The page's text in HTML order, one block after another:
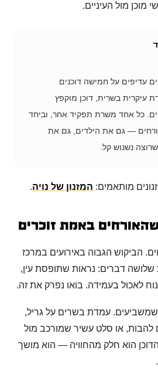
מול העיניים.
עדיפים על חמישה דוכנים
עיקרית בשרית, דוכן מוקפץ
כל אחד משרת תפקיד אחר, וביחד
— גם את הילדים, גם את
נשנוש קל.
מותאמים: המזנון של נויה.
שהאורחים באמת זוכרים
הביקוש הגבוה באירועים במרכז
דברים: נראות שתופסת עין,
לאכול בעמידה. בואו נפרק את זה.
עמדת בשרים על גריל,
או סלט עשיר שמורכב מול
הוא חלק מהחוויה — הוא מושך